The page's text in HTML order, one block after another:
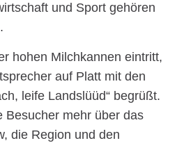
und Sport gehören
hohen Milchkannen eintritt,
auf Platt mit den
leife Landslüüd“ begrüßt.
Besucher mehr über das
die Region und den